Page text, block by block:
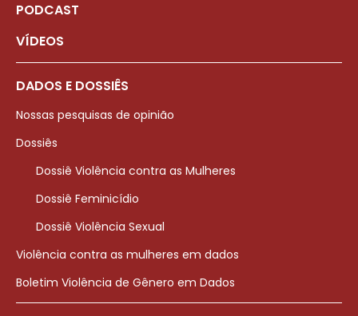
PODCAST
VÍDEOS
DADOS E DOSSIÊS
Nossas pesquisas de opinião
Dossiês
Dossiê Violência contra as Mulheres
Dossiê Feminicídio
Dossiê Violência Sexual
Violência contra as mulheres em dados
Boletim Violência de Gênero em Dados